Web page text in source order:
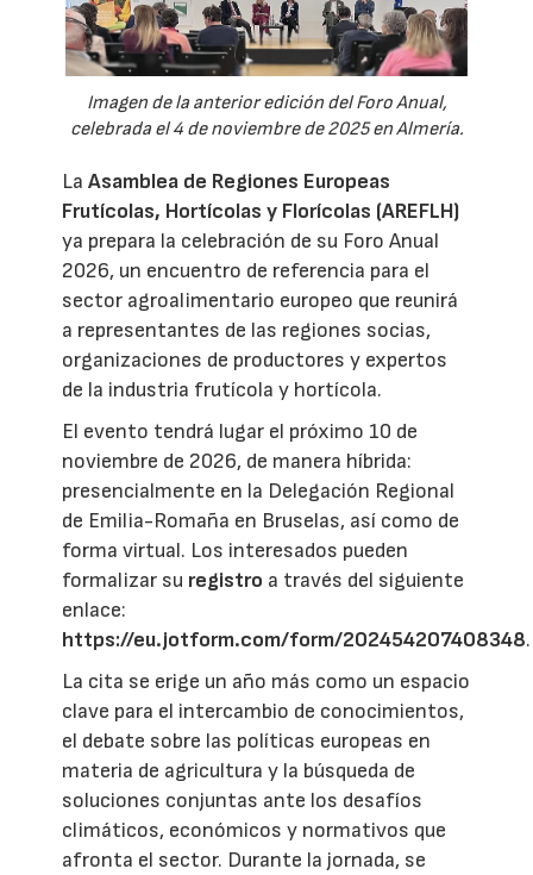
Imagen de la anterior edición del Foro Anual,
celebrada el 4 de noviembre de 2025 en Almería.
LaAsamblea de Regiones Europeas
Frutícolas, Hortícolas y Florícolas (AREFLH)
ya prepara la celebración de su Foro Anual
2026, un encuentro de referencia para el
sector agroalimentario europeo que reunirá
a representantes de las regiones socias,
organizaciones de productores y expertos
de la industria frutícola y hortícola.
El evento tendrá lugar el próximo 10 de
noviembre de 2026, de manera híbrida:
presencialmente en la Delegación Regional
de Emilia-Romaña en Bruselas, así como de
forma virtual. Los interesados pueden
formalizar su registro a través del siguiente
enlace:
https://eu.jotform.com/form/202454207408348.
La cita se erige un año más como un espacio
clave para el intercambio de conocimientos,
el debate sobre las políticas europeas en
materia de agricultura y la búsqueda de
soluciones conjuntas ante los desafíos
climáticos, económicos y normativos que
afronta el sector. Durante la jornada, se